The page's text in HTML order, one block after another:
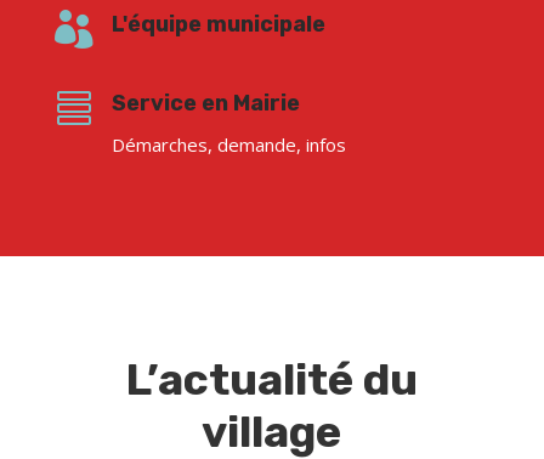
 L'équipe municipale
 Service en Mairie
Démarches, demande, infos
L’actualité du
village